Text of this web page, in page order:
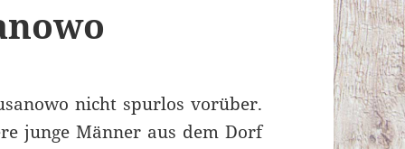
nicht spurlos vorüber.
junge Männer aus dem Dorf